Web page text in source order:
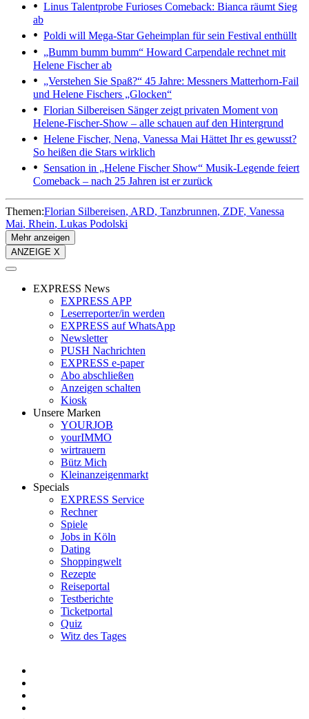
Linus Talentprobe Furioses Comeback: Bianca räumt Sieg
ab
Poldi will Mega-StarGeheimplan für sein Festival enthüllt
„Bumm bumm bumm“ Howard Carpendale rechnet mit
Helene Fischer ab
„Verstehen Sie Spaß?“ 45 Jahre: Messners Matterhorn-Fail
und Helene Fischers „Glocken“
Florian Silbereisen Sänger zeigt privaten Moment von
Helene-Fischer-Show – alle schauen auf den Hintergrund
Helene Fischer, Nena, Vanessa Mai Hättet Ihr es gewusst?
So heißen die Stars wirklich
Sensation in „Helene Fischer Show“ Musik-Legende feiert
Comeback – nach 25 Jahren ist er zurück
Themen:Florian Silbereisen ARD Tanzbrunnen ZDF Vanessa
Mai Rhein Lukas Podolski
Mehr anzeigen
ANZEIGE X
EXPRESS News
EXPRESS APP
Leserreporter/in werden
EXPRESS auf WhatsApp
Newsletter
PUSH Nachrichten
EXPRESS e-paper
Abo abschließen
Anzeigen schalten
Kiosk
Unsere Marken
YOURJOB
yourIMMO
wirtrauern
Bütz Mich
Kleinanzeigenmarkt
Specials
EXPRESS Service
Rechner
Spiele
Jobs in Köln
Dating
Shoppingwelt
Rezepte
Reiseportal
Testberichte
Ticketportal
Quiz
Witz des Tages